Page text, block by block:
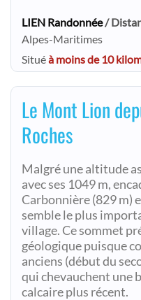
LIEN Randonnée/
Alpes-Maritimes
Situéà moins de 10
Le Mont Lion
Roches
Malgré une altitude
avec ses 1049 m,
Carbonnière (829 m)
semble le plus
village. Ce sommet
géologique puisque
anciens (début du
qui chevauchent une
calcaire plus récent.